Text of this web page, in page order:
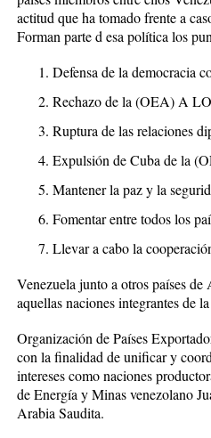
actitud que ha tomado frente a
Forman parte d esa política los
Defensa de la democracia
Rechazo de la (OEA) A
Ruptura de las relaciones
Expulsión de Cuba de la
Mantener la paz y la
Fomentar entre todos los
Llevar a cabo la
Venezuela junto a otros países
aquellas naciones integrantes de
Organización de Países
con la finalidad de unificar y
intereses como naciones
de Energía y Minas venezolano
Arabia Saudita.